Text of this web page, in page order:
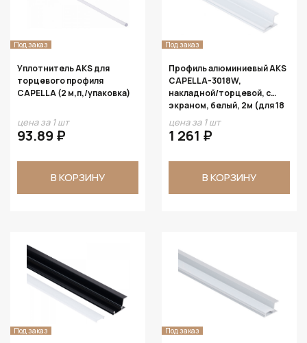
Под заказ
Уплотнитель AKS для
торцевого профиля
CAPELLA (2 м,п,/упаковка)
цена за 1 шт
93.89 ₽
В КОРЗИНУ
Под заказ
Профиль алюминиевый AKS
CAPELLA-3018W,
накладной/торцевой, с
экраном, белый, 2м (для 18
цена за 1 шт
1 261 ₽
В КОРЗИНУ
Под заказ Под заказ